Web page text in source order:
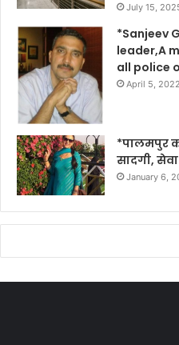
July 15,
*Sanjeev
leader,A
all police
April 5, 2022
*पालमपुर
सादगी,
January 6,